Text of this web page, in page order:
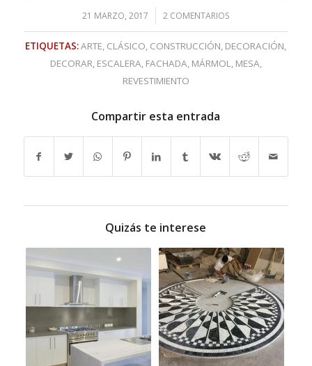
21 MARZO, 2017
/ 2 COMENTARIOS
ETIQUETAS:ARTE CLÁSICO CONSTRUCCIÓN DECORACIÓN
DECORAR ESCALERA FACHADA MÁRMOL MESA
REVESTIMIENTO
Compartir esta entrada
Quizás te interese